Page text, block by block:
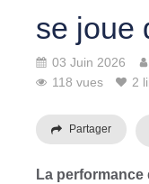
se joue
03 Juin 2026
118 vues
2
Partager
La